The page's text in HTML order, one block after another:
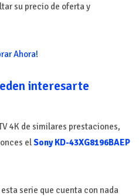
su precio de oferta y
Ahora!
interesarte
4K de similares prestaciones,
elSony KD-43XG8196BAEP
serie que cuenta con nada